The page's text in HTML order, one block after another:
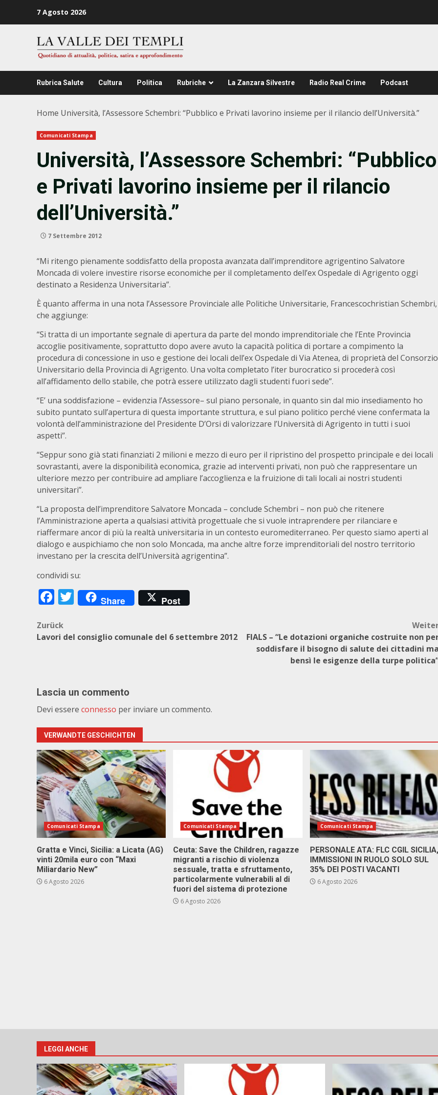
7 Agosto 2026
Rubrica Salute Cultura Politica Rubriche La Zanzara Silvestre Radio Real Crime Podcast
Home Università, l’Assessore Schembri: “Pubblico e Privati lavorino insieme per il rilancio dell’Università.”
Comunicati Stampa
Università, l’Assessore Schembri: “Pubblico
e Privati lavorino insieme per il rilancio
dell’Università.”
7 Settembre 2012
“Mi ritengo pienamente soddisfatto della proposta avanzata dall’imprenditore agrigentino Salvatore
Moncada di volere investire risorse economiche per il completamento dell’ex Ospedale di Agrigento oggi
destinato a Residenza Universitaria”.
È quanto afferma in una nota l’Assessore Provinciale alle Politiche Universitarie, Francescochristian Schembri,
che aggiunge:
“Si tratta di un importante segnale di apertura da parte del mondo imprenditoriale che l’Ente Provincia
accoglie positivamente, soprattutto dopo avere avuto la capacità politica di portare a compimento la
procedura di concessione in uso e gestione dei locali dell’ex Ospedale di Via Atenea, di proprietà del Consorzio
Universitario della Provincia di Agrigento. Una volta completato l’iter burocratico si procederà così
all’affidamento dello stabile, che potrà essere utilizzato dagli studenti fuori sede”.
“E’ una soddisfazione – evidenzia l’Assessore– sul piano personale, in quanto sin dal mio insediamento ho
subito puntato sull’apertura di questa importante struttura, e sul piano politico perché viene confermata la
volontà dell’amministrazione del Presidente D’Orsi di valorizzare l’Università di Agrigento in tutti i suoi
aspetti”.
“Seppur sono già stati finanziati 2 milioni e mezzo di euro per il ripristino del prospetto principale e dei locali
sovrastanti, avere la disponibilità economica, grazie ad interventi privati, non può che rappresentare un
ulteriore mezzo per contribuire ad ampliare l’accoglienza e la fruizione di tali locali ai nostri studenti
universitari”.
“La proposta dell’imprenditore Salvatore Moncada – conclude Schembri – non può che ritenere
l’Amministrazione aperta a qualsiasi attività progettuale che si vuole intraprendere per rilanciare e
riaffermare ancor di più la realtà universitaria in un contesto euromediterraneo. Per questo siamo aperti al
dialogo e auspichiamo che non solo Moncada, ma anche altre forze imprenditoriali del nostro territorio
investano per la crescita dell’Università agrigentina”.
condividi su:
Facebook
Twitter
Share Post
Beitragsnavigation
Zurück
Lavori del consiglio comunale del 6 settembre 2012
FIALS – “Le dotazioni organiche costruite non
soddisfare il bisogno di salute dei cittadini
bensì le esigenze della turpe
Lascia un commento
Devi essere connesso per inviare un commento.
VERWANDTE GESCHICHTEN
Comunicati Stampa
Gratta e Vinci, Sicilia: a Licata (AG)
vinti 20mila euro con “Maxi
Miliardario New”
6 Agosto 2026
Comunicati Stampa
Ceuta: Save the Children, ragazze
migranti a rischio di violenza
sessuale, tratta e sfruttamento,
particolarmente vulnerabili al di
fuori del sistema di protezione
6 Agosto 2026
Comunicati Stampa
PERSONALE ATA: FLC CGIL SICILIA,
IMMISSIONI IN RUOLO SOLO SUL
35% DEI POSTI VACANTI
6 Agosto 2026
LEGGI ANCHE